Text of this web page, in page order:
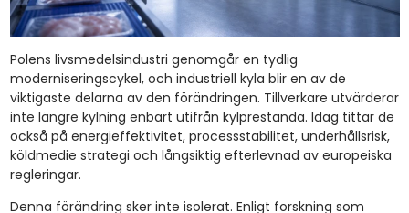
Polens livsmedelsindustri genomgår en tydlig
moderniseringscykel, och industriell kyla blir en av de
viktigaste delarna av den förändringen. Tillverkare utvärderar
inte längre kylning enbart utifrån kylprestanda. Idag tittar de
också på energieffektivitet, processstabilitet, underhållsrisk,
köldmedie strategi och långsiktig efterlevnad av europeiska
regleringar.
Denna förändring sker inte isolerat. Enligt forskning som